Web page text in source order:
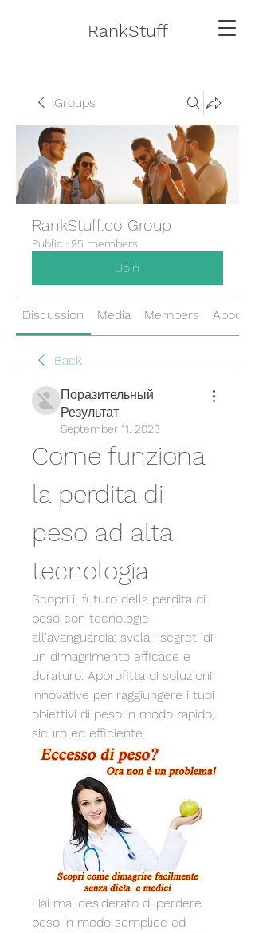
RankStuff
Groups
RankStuff.co Group
Public · 95 members
Join
Discussion Media Members About
Back
Поразительный
Результат
September 11, 2023
Come funziona
la perdita di
peso ad alta
tecnologia
Scopri il futuro della perdita di
peso con tecnologie
all'avanguardia: svela i segreti di
un dimagrimento efficace e
duraturo. Approfitta di soluzioni
innovative per raggiungere i tuoi
obiettivi di peso in modo rapido,
sicuro ed efficiente.
Hai mai desiderato di perdere
peso in modo semplice ed